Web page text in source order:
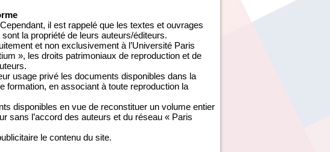
il est rappelé que les textes et ouvrages
la propriété de leurs auteurs/éditeurs.
et non exclusivement à l’Université Paris
», les droits patrimoniaux de reproduction et de
usage privé les documents disponibles dans la
formation, en associant à toute reproduction la
disponibles en vue de reconstituer un volume entier
sans l’accord des auteurs et du réseau « Paris
le contenu du site.